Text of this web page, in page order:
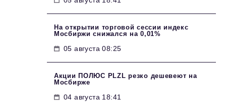
На открытии торговой сессии индекс
Мосбиржи снижался на 0,01%
05 августа 08:25
Акции ПОЛЮС PLZL резко дешевеют на
Мосбирже
04 августа 18:41